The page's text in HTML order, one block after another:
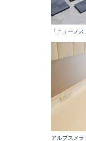
「ニューノ
アルプスメラ